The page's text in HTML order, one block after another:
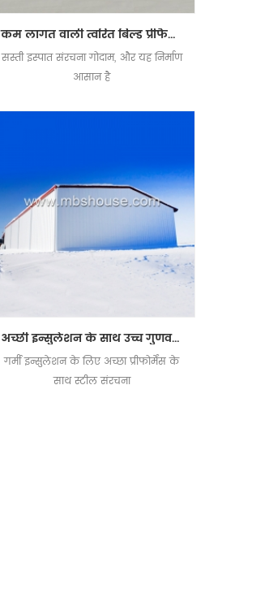
कम लागत वाली त्वरित बिल्ड प्रीफैब्रिकेटेड स्टील स्ट्रक्चर गोदाम
सस्ती इस्पात संरचना गोदाम, और यह निर्माण
आसान है
अच्छी इन्सुलेशन के साथ उच्च गुणवत्ता वाला प्रीफ़ैब्रिकेटेड स्टील स्ट्रक्चर बिल्डिंग
गर्मी इन्सुलेशन के लिए अच्छा प्रीफोर्मेंस के
साथ स्टील संरचना